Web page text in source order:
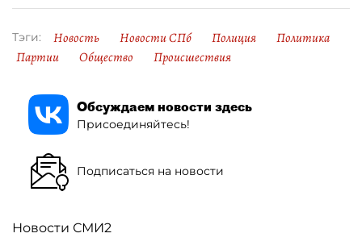
Тэги: Новость Новости СПб Полиция
Политика
Партии
Общество Происшествия
Обсуждаем новости здесь
Присоединяйтесь!
Подписаться на новости
Новости СМИ2